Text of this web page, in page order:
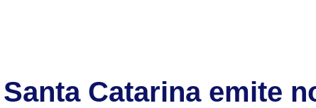
Catarina emite